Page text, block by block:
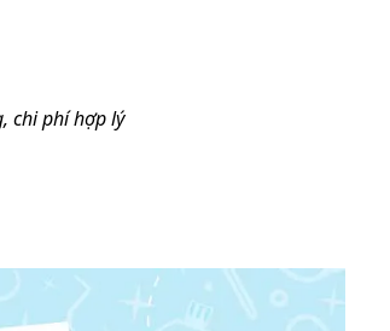
chi phí hợp lý